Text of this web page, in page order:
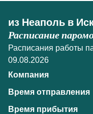
из Неаполь в
Расписание
Расписания работы
09.08.2026